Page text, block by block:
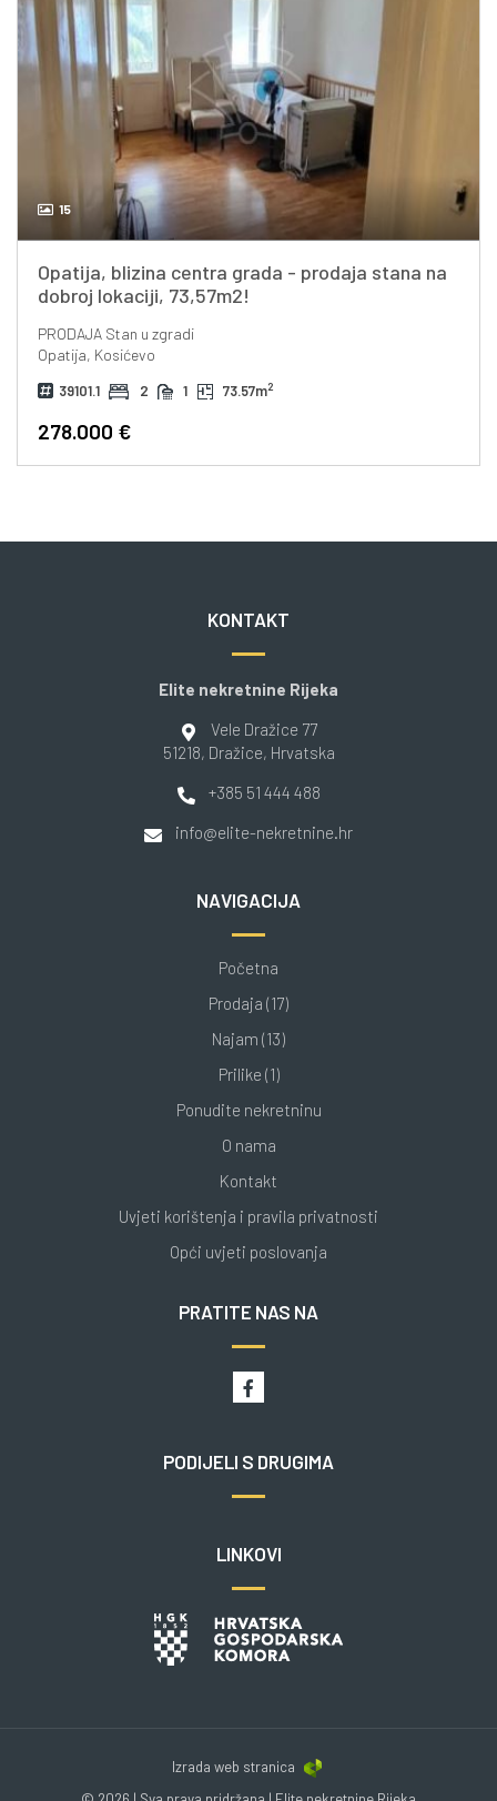
15
Opatija, blizina centra grada - prodaja stana na
dobroj lokaciji, 73,57m2!
PRODAJAStan u zgradi
Opatija, Kosićevo
39101.1 2 1 73.57m2
278.000 €
KONTAKT
Elite nekretnine Rijeka
Vele Dražice 77
51218, Dražice, Hrvatska
+385 51 444 488
info@elite-nekretnine.hr
NAVIGACIJA
Početna
Prodaja (17)
Najam (13)
Prilike (1)
Ponudite nekretninu
O nama
Kontakt
Uvjeti korištenja i pravila privatnosti
Opći uvjeti poslovanja
PRATITE NAS NA
PODIJELI S DRUGIMA
LINKOVI
Izrada web stranica